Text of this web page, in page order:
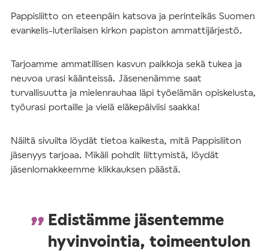
Pappisliitto on eteenpäin katsova ja perinteikäs Suomen
evankelis-luterilaisen kirkon papiston ammattijärjestö.
Tarjoamme ammatillisen kasvun paikkoja sekä tukea ja
neuvoa urasi käänteissä. Jäsenenämme saat
turvallisuutta ja mielenrauhaa läpi työelämän opiskelusta,
työurasi portaille ja vielä eläkepäiviisi saakka!
Näiltä sivuilta löydät tietoa kaikesta, mitä Pappisliiton
jäsenyys tarjoaa. Mikäli pohdit liittymistä, löydät
jäsenlomakkeemme klikkauksen päästä.
Edistämme jäsentemme
hyvinvointia, toimeentulon